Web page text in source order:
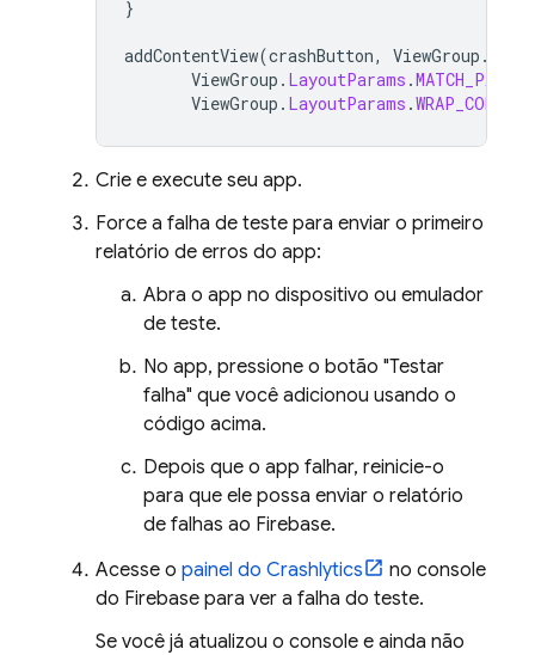
}
addContentView(crashButton, ViewGroup .
ViewGroup . LayoutParams .MATCH_PARENT
ViewGroup . LayoutParams .WRAP_CONTENT
Crie e execute seu app.
Force a falha de teste para enviar o primeiro
relatório de erros do app:
Abra o app no dispositivo ou emulador
de teste.
No app, pressione o botão "Testar
falha" que você adicionou usando o
código acima.
Depois que o app falhar, reinicie-o
para que ele possa enviar o relatório
de falhas ao Firebase.
Acesse o painel do Crashlytics
no console
do Firebase para ver a falha do teste.
Se você já atualizou o console e ainda não